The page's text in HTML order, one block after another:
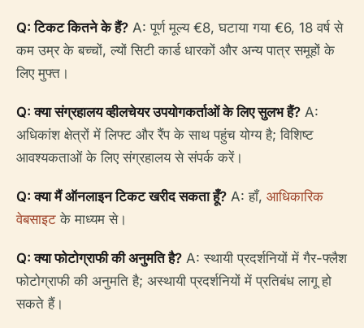
Q: टिकट कितने के हैं? A: पूर्ण मूल्य €8, घटाया गया €6, 18 वर्ष से
कम उम्र के बच्चों, ल्यों सिटी कार्ड धारकों और अन्य पात्र समूहों के
लिए मुफ्त।
Q: क्या संग्रहालय व्हीलचेयर उपयोगकर्ताओं के लिए सुलभ हैं? A:
अधिकांश क्षेत्रों में लिफ्ट और रैंप के साथ पहुंच योग्य है; विशिष्ट
आवश्यकताओं के लिए संग्रहालय से संपर्क करें।
Q: क्या मैं ऑनलाइन टिकट खरीद सकता हूँ? A: हाँ, आधिकारिक
वेबसाइट के माध्यम से।
Q: क्या फोटोग्राफी की अनुमति है? A: स्थायी प्रदर्शनियों में गैर-फ्लैश
फोटोग्राफी की अनुमति है; अस्थायी प्रदर्शनियों में प्रतिबंध लागू हो
सकते हैं।